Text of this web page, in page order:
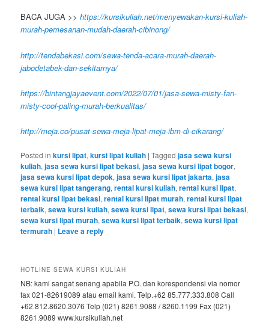
BACA JUGA >>https://kursikuliah.net/menyewakan-kursi-kuliah-
murah-pemesanan-mudah-daerah-cibinong/
http://tendabekasi.com/sewa-tenda-acara-murah-daerah-
jabodetabek-dan-sekitarnya/
https://bintangjayaevent.com/2022/07/01/jasa-sewa-misty-fan-
misty-cool-paling-murah-berkualitas/
http://meja.co/pusat-sewa-meja-lipat-meja-ibm-di-cikarang/
Posted in kursi lipat,kursi lipat kuliah |Tagged jasa sewa kursi
kuliah,jasa sewa kursi lipat bekasi,jasa sewa kursi lipat bogor,
jasa sewa kursi lipat depok,jasa sewa kursi lipat jakarta,jasa
sewa kursi lipat tangerang,rental kursi kuliah,rental kursi lipat,
rental kursi lipat bekasi,rental kursi lipat murah,rental kursi lipat
terbaik,sewa kursi kuliah,sewa kursi lipat,sewa kursi lipat bekasi,
sewa kursi lipat murah,sewa kursi lipat terbaik,sewa kursi lipat
termurah | Leave a reply
HOTLINE SEWA KURSI KULIAH
NB: kami sangat senang apabila P.O. dan korespondensi via nomor
fax 021-82619089 atau email kami. Telp.+62 85.777.333.808 Call
+62 812.8620.3076 Telp (021) 8261.9088 / 8260.1199 Fax (021)
8261.9089 www.kursikuliah.net